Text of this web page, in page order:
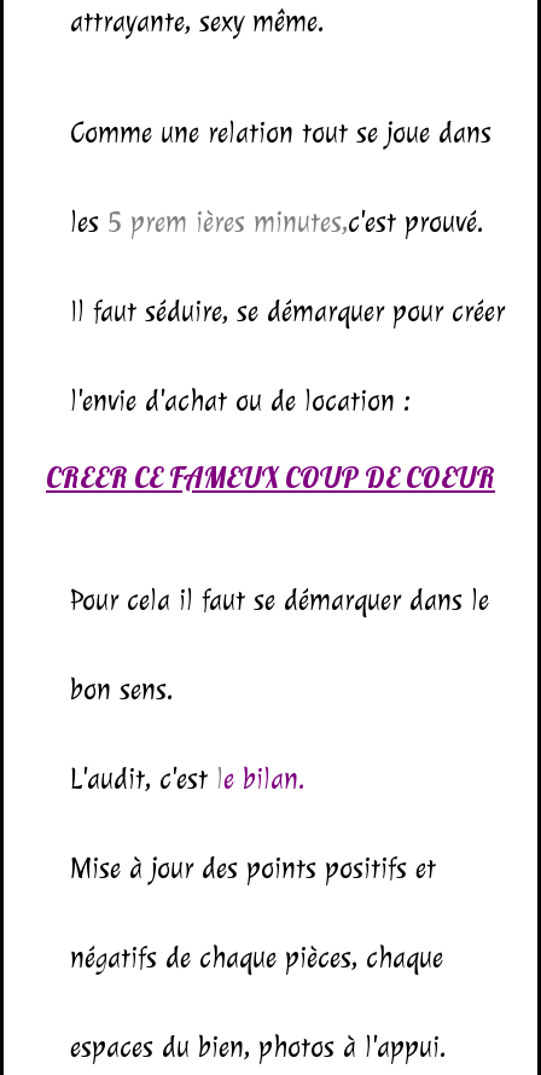
attrayante, sexy même.
Comme une relation tout se joue dans
les 5 prem ières minutes,c'est prouvé.
Il faut séduire, se démarquer pour créer
l'envie d'achat ou de location :
CREER CE FAMEUX COUP DE COEUR
Pour cela il faut se démarquer dans le
bon sens.
L'audit, c'est le bilan.
Mise à jour des points positifs et
négatifs de chaque pièces, chaque
espaces du bien, photos à l'appui.